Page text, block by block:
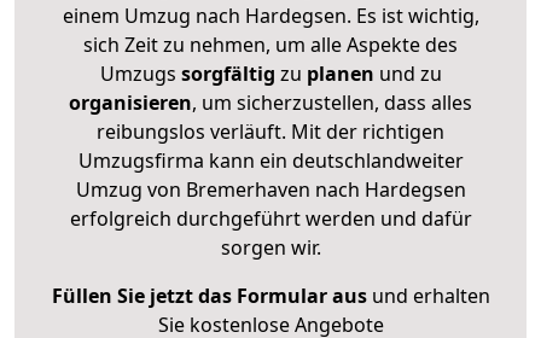
einem Umzug nach Hardegsen. Es ist wichtig,
sich Zeit zu nehmen, um alle Aspekte des
Umzugs sorgfältig zu planen und zu
organisieren, um sicherzustellen, dass alles
reibungslos verläuft. Mit der richtigen
Umzugsfirma kann ein deutschlandweiter
Umzug von Bremerhaven nach Hardegsen
erfolgreich durchgeführt werden und dafür
sorgen wir.
Füllen Sie jetzt das Formular ausund erhalten
Sie kostenlose Angebote